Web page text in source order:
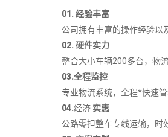
01. 经验丰富
公司拥有丰富的操作经验以
02. 硬件实力
整合大小车辆200多台，物
03.全程监控
专业物流系统，全程*快速
04.经济 实惠
公路零担整车专线运输，时